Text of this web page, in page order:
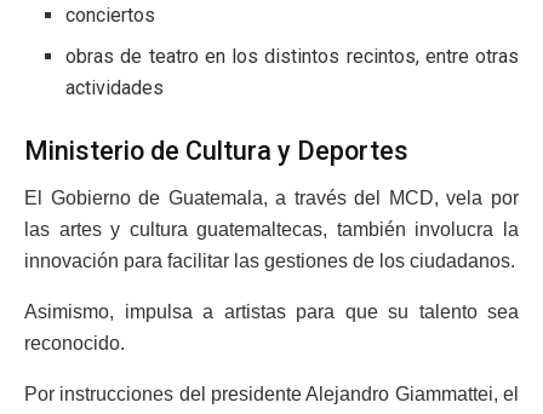
conciertos
obras de teatro en los distintos recintos, entre otras
actividades
Ministerio de Cultura y Deportes
El Gobierno de Guatemala, a través del MCD, vela por
las artes y cultura guatemaltecas, también involucra la
innovación para facilitar las gestiones de los ciudadanos.
Asimismo, impulsa a artistas para que su talento sea
reconocido.
Por instrucciones del presidente Alejandro Giammattei, el